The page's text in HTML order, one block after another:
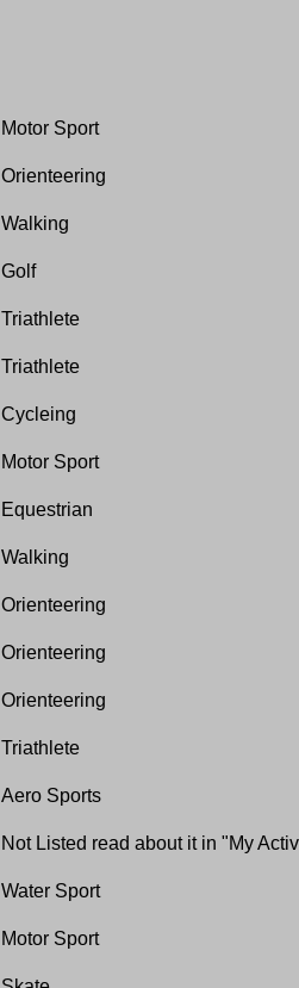
Motor Sport
Orienteering
Walking
Golf
Triathlete
Triathlete
Cycleing
Motor Sport
Equestrian
Walking
Orienteering
Orienteering
Orienteering
Triathlete
Aero Sports
Not Listed read about it in "My
Water Sport
Motor Sport